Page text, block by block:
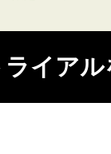
ライア